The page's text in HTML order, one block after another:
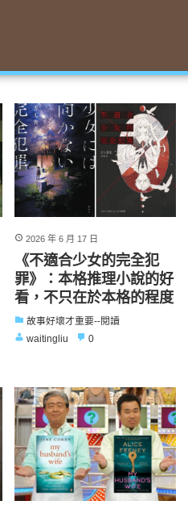
2026 年 6 月 17 日
《不適合少女的完全犯
罪》：本格推理小說的好
看，不只在於本格的程度
故事好壞才重要--閱讀
waitingliu
0